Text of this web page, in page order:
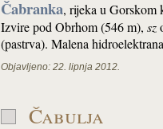
Čabranka, rijeka u Gorskom
Izvire pod Obrhom (546 m), sz
(pastrva). Malena
Objavljeno: 22. lipnja 2012.
Čabulja